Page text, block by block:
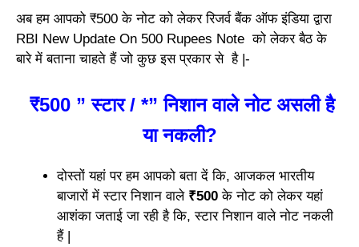
अब हम आपको ₹500 के नोट को लेकर रिजर्व बैंक ऑफ इंडिया द्वारा
RBI New Update On 500 Rupees Note को लेकर बैठ के
बारे में बताना चाहते हैं जो कुछ इस प्रकार से है |-
₹500 ” स्टार / *” निशान वाले नोट असली है
या नकली?
दोस्तों यहां पर हम आपको बता दें कि, आजकल भारतीय
बाजारों में स्टार निशान वाले ₹500के नोट को लेकर यहां
आशंका जताई जा रही है कि, स्टार निशान वाले नोट नकली
हैं |